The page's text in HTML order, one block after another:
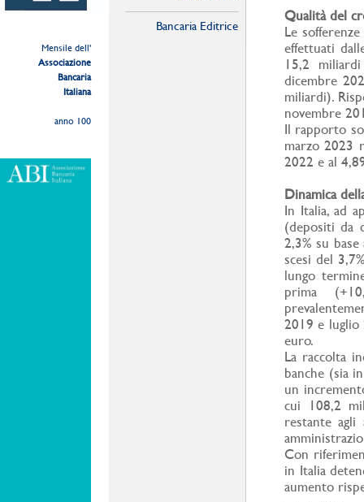
Mensile dell'
Associazione
Bancaria
Italiana
anno 100
Bancaria Editrice
Qualità del
Le
effettuati
15,2
dicembre
miliardi).
novembre
Il rapporto
marzo 2023
2022 e al
Dinamica
In Italia, ad
(depositi da
2,3% su
scesi del
lungo
prima
2019 e
euro.
La raccolta
banche (sia
un
cui 108,2
restante agli
Con
in Italia
aumento